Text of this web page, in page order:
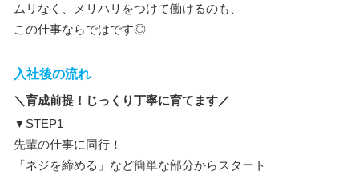
ムリなく、メリハリをつけて働けるのも、
この仕事ならではです◎
入社後の流れ
＼育成前提！じっくり丁寧に育てます／
▼STEP1
先輩の仕事に同行！
「ネジを締める」など簡単な部分からスタート